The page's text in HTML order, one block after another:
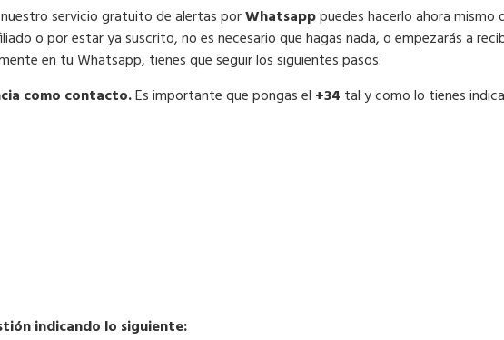
servicio gratuito de alertas porWhatsapppuedes hacerlo ahora mismo
o por estar ya suscrito, no es necesario que hagas nada, o empezarás a
en tu Whatsapp, tienes que seguir los siguientes pasos:
como contacto.Es importante que pongas el +34 tal y como lo tienes
indicando lo siguiente: